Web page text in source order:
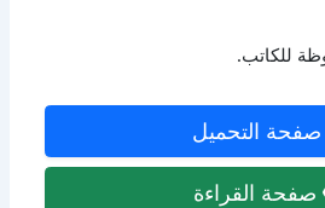
للكاتب.
صفحة التحميل
صفحة القراءة